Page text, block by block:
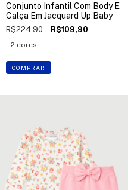
Conjunto Infantil Com Body E
Calça Em Jacquard Up Baby
R$224,90 R$109,90
2 cores
COMPRAR